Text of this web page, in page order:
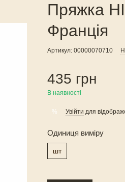
Пряжка
Франція
Артикул: 00000070710
435 грн
В наявності
% Увійти для
Одиниця виміру
шт